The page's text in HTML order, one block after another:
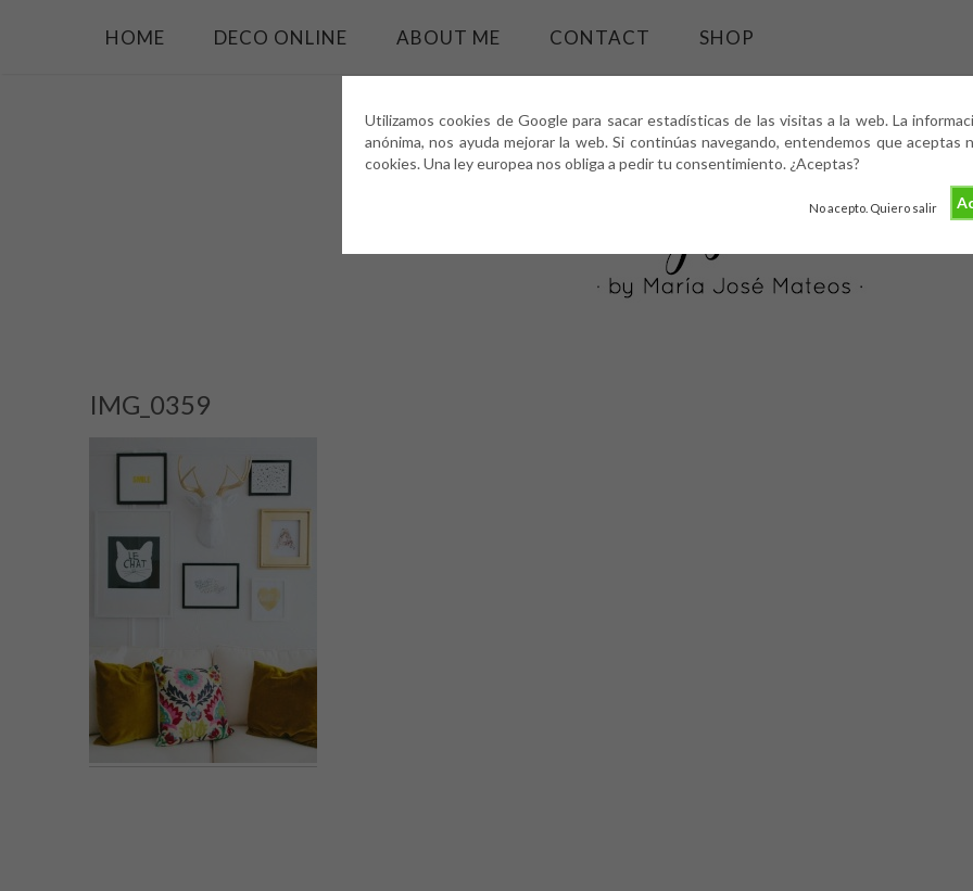
Utilizamos cookies de Google para sacar estadísticas de las visitas a la web. La
anónima, nos ayuda mejorar la web. Si continúas navegando, entendemos que aceptas
cookies. Una ley europea nos obliga a pedir tu consentimiento. ¿Aceptas?
No acepto. Quiero salir
HOME DECO ONLINE ABOUT ME CONTACT SHOP
IMG_0359